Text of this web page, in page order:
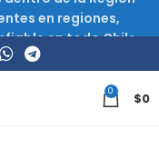
0 $0
en regiones,
en todo Chile.